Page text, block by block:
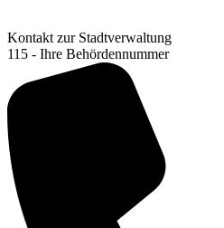
Kontakt zur Stadtverwaltung
115 - Ihre Behördennummer